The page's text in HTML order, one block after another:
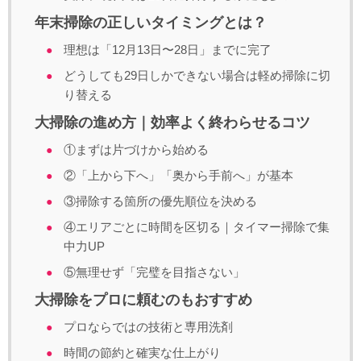
年末掃除の正しいタイミングとは？
理想は「12月13日〜28日」までに完了
どうしても29日しかできない場合は軽め掃除に切
り替える
大掃除の進め方｜効率よく終わらせるコツ
①まずは片づけから始める
②「上から下へ」「奥から手前へ」が基本
③掃除する箇所の優先順位を決める
④エリアごとに時間を区切る｜タイマー掃除で集
中力UP
⑤無理せず「完璧を目指さない」
大掃除をプロに頼むのもおすすめ
プロならではの技術と専用洗剤
時間の節約と確実な仕上がり